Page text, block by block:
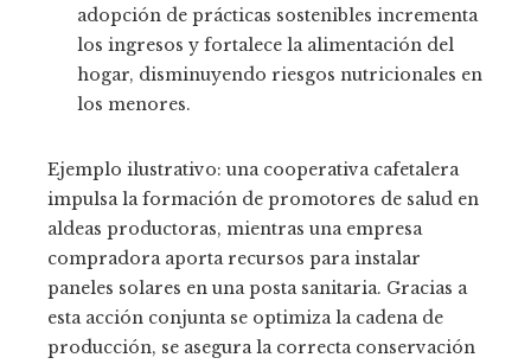
adopción de prácticas sostenibles incrementa
los ingresos y fortalece la alimentación del
hogar, disminuyendo riesgos nutricionales en
los menores.
Ejemplo ilustrativo: una cooperativa cafetalera
impulsa la formación de promotores de salud en
aldeas productoras, mientras una empresa
compradora aporta recursos para instalar
paneles solares en una posta sanitaria. Gracias a
esta acción conjunta se optimiza la cadena de
producción, se asegura la correcta conservación